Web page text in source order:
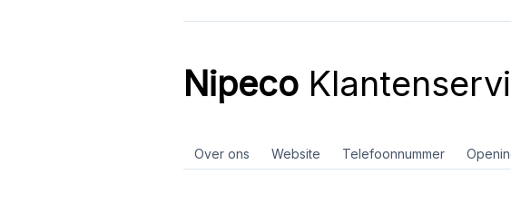
Nipeco
Over ons Website Telefoonnummer